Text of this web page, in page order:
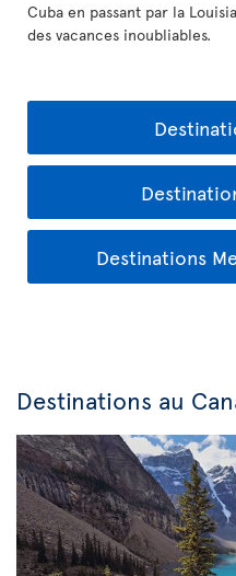
Cuba en passant par la
des vacances inoubliables.
Destinations
Destinations au